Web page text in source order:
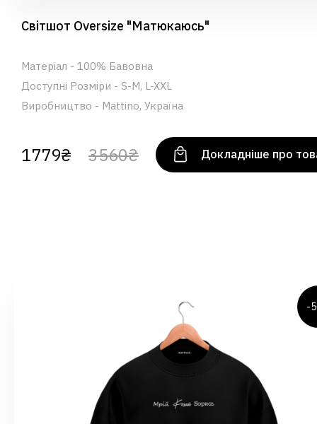
Світшот Oversize "Матюкаюсь"
Матеріал - 100% Бавовна
Доступні Розміри - S-M, L-XXL
Виробництво - Mattino, Україна
1779₴ 3560₴ Докладніше про
-